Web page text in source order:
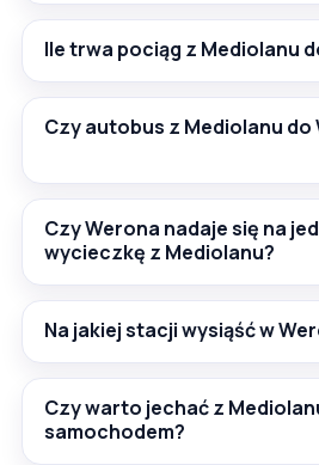
Ile trwa pociąg z Mediolanu
Czy autobus z Mediolanu do
Czy Werona nadaje się na
wycieczkę z Mediolanu?
Na jakiej stacji wysiąść w
Czy warto jechać z
samochodem?